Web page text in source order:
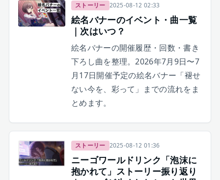
ストーリー 2025-08-12 02:33
絵名バナーのイベント・曲一覧
｜次はいつ？
絵名バナーの開催履歴・回数・書き
下ろし曲を整理。2026年7月9日〜7
月17日開催予定の絵名バナー「褪せ
ない今を、彩って」までの流れをま
とめます。
ストーリー 2025-08-12 01:36
ニーゴワールドリンク「泡沫に
抱かれて」ストーリー振り返り